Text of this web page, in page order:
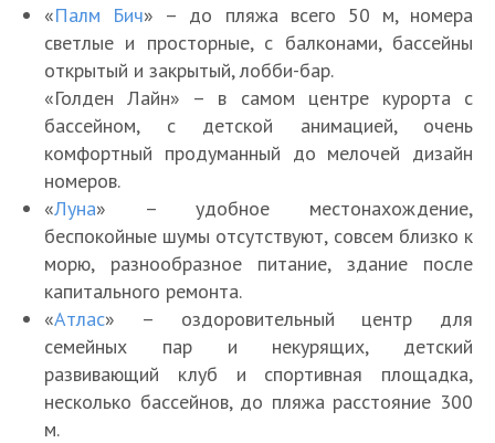
«Палм Бич» – до пляжа всего 50 м, номера
светлые и просторные, с балконами, бассейны
открытый и закрытый, лобби-бар.
«Голден Лайн» – в самом центре курорта с
бассейном, с детской анимацией, очень
комфортный продуманный до мелочей дизайн
номеров.
«Луна» – удобное местонахождение,
беспокойные шумы отсутствуют, совсем близко к
морю, разнообразное питание, здание после
капитального ремонта.
«Атлас» – оздоровительный центр для
семейных пар и некурящих, детский
развивающий клуб и спортивная площадка,
несколько бассейнов, до пляжа расстояние 300
м.